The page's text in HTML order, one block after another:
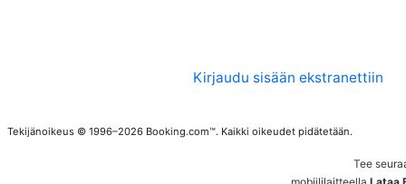
Kirjaudu sisään ekstranettiin
Tekijänoikeus © 1996–2026 Booking.com™. Kaikki oikeudet pidätetään.
Tee